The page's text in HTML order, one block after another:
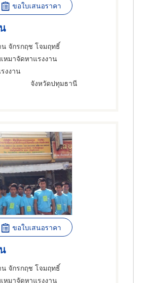
ขอใบเสนอราคา
จักรกฤช โจมฤทธิ์
หมาจัดหาแรงงาน
งงาน
จังหวัดปทุมธานี
ขอใบเสนอราคา
จักรกฤช โจมฤทธิ์
หมาจัดหาแรงงาน